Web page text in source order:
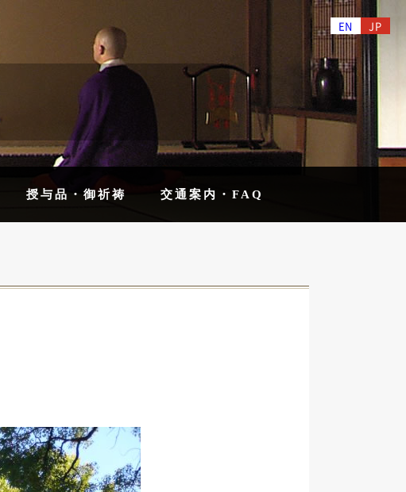
EN JP
授与品・御祈祷 交通案内・FAQ